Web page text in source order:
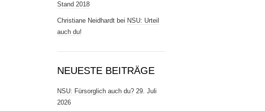
Stand 2018
Christiane Neidhardt bei NSU: Urteil
auch du!
NEUESTE BEITRÄGE
NSU: Fürsorglich auch du? 29. Juli
2026